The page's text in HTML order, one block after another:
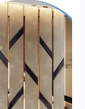
الفروانية94727923